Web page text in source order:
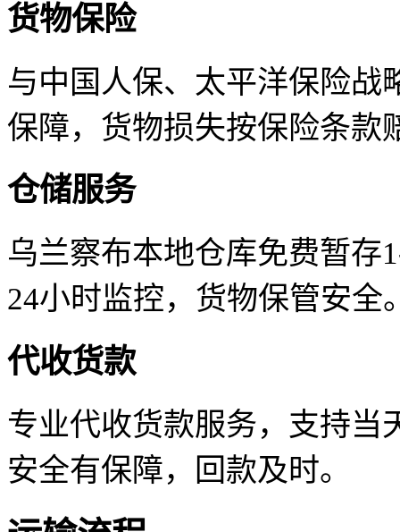
货物保险
与中国人保、太平洋保险战
保障，货物损失按保险条款
仓储服务
乌兰察布本地仓库免费暂存
24小时监控，货物保管安全
代收货款
专业代收货款服务，支持当
安全有保障，回款及时。